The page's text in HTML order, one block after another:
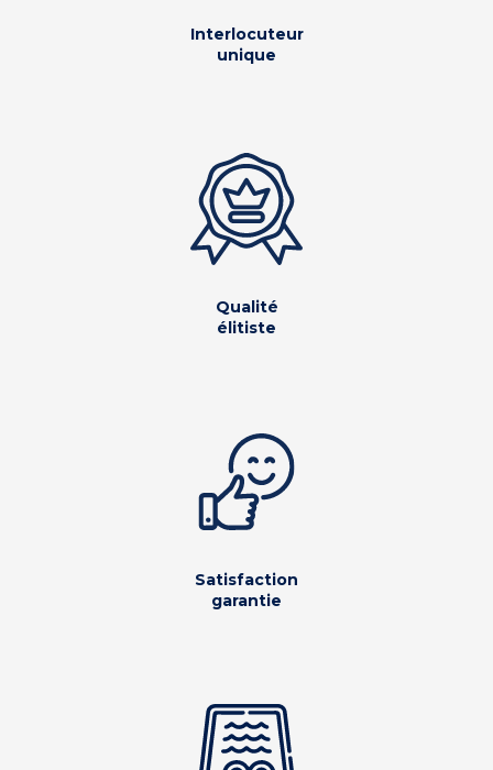
Interlocuteur
unique
Qualité
élitiste
Satisfaction
garantie